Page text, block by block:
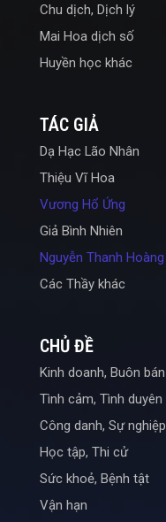
Chu dịch, Dịch lý
Mai Hoa dịch số
Huyền học khác
TÁC GIẢ
Dạ Hạc Lão Nhân
Thiệu Vĩ Hoa
Vương Hổ Ứng
Giả Bình Nhiên
Nguyễn Thanh Hoàng
Các Thầy khác
CHỦ ĐỀ
Kinh doanh, Buôn bán
Tình cảm, Tình duyên
Công danh, Sự nghiệp
Học tập, Thi cử
Sức khoẻ, Bệnh tật
Vận hạn